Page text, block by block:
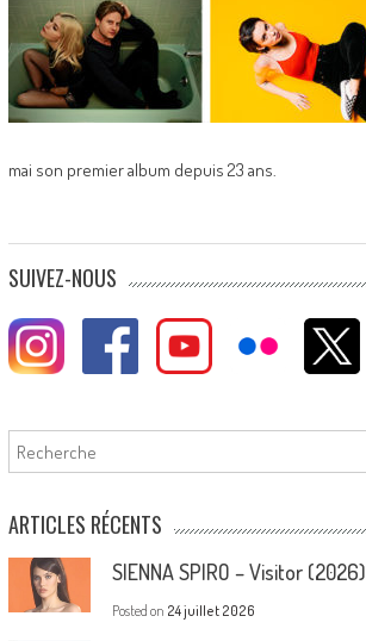
mai son premier album depuis 23 ans.
SUIVEZ-NOUS
Rechercher
ARTICLES RÉCENTS
SIENNA SPIRO – Visitor (2026)
Posted on 24 juillet 2026